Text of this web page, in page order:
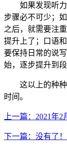
如果发现听力
步骤必不可少；
之后，就需要注
提升上了；口语
要保持日常的说
始，逐步提升到
这以上的种种
时间。
上一篇：2021年
下一篇：没有了！